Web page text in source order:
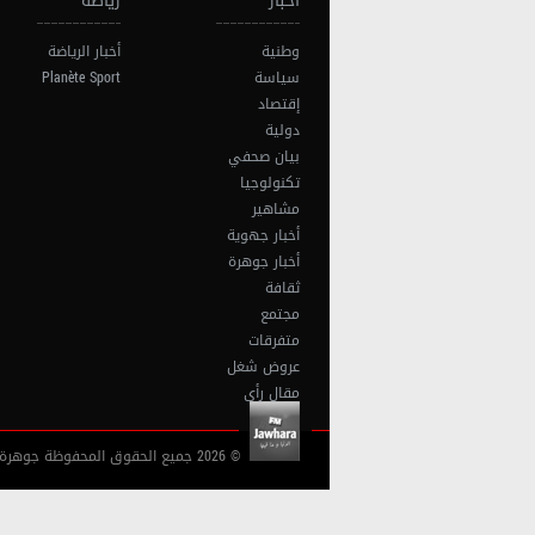
وطنية
سياسة
إقتصاد
دولية
بيان صحفي
تكنولوجيا
مشاهير
أخبار جهوية
أخبار جوهرة
ثقافة
مجتمع
متفرقات
عروض شغل
مقال رأي
أخبار الرياضة
Planète Sport
© 2026 جميع الحقوق المحفوظة جوهرة أف آم تونس |